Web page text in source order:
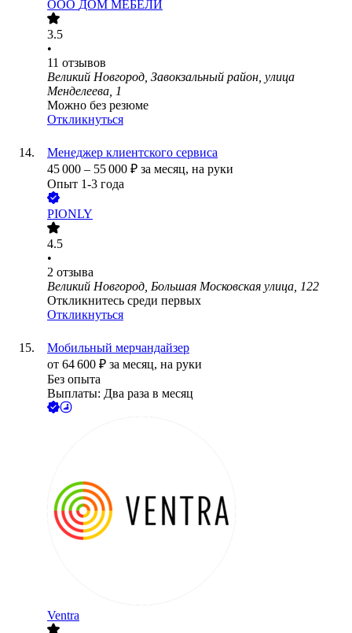
ООО ДОМ МЕБЕЛИ
3.5
•
11 отзывов
Великий Новгород, Завокзальный район, улица
Менделеева, 1
Можно без резюме
Откликнуться
Менеджер клиентского сервиса
45 000 – 55 000 ₽ за месяц, на руки
Опыт 1-3 года
PIONLY
4.5
•
2 отзыва
Великий Новгород, Большая Московская улица, 122
Откликнитесь среди первых
Откликнуться
Мобильный мерчандайзер
от 64 600 ₽ за месяц, на руки
Без опыта
Выплаты: Два раза в месяц
Ventra